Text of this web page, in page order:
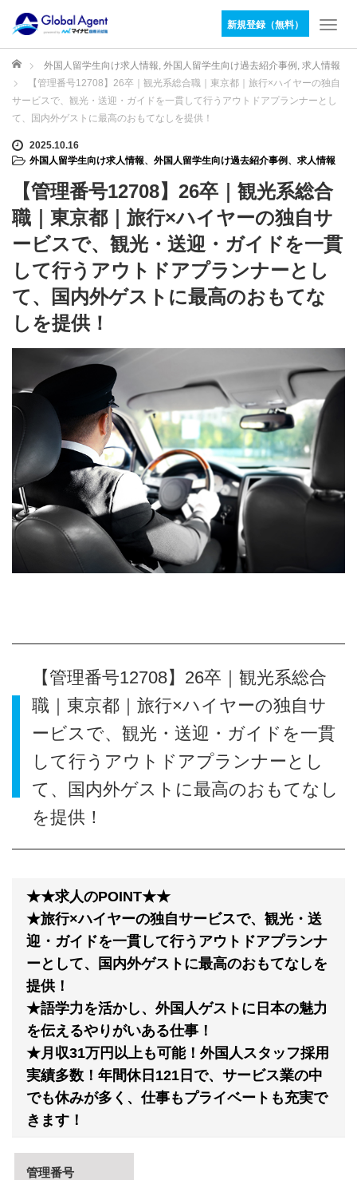
新規登録（無料）
T
g
g
v
g
a
i
ホーム 外国人留学生向け求人情報, 外国人留学生向け過去紹介事例 , 求人情報
【管理番号12708】26卒｜観光系総合職｜東京都｜旅行×ハイヤーの独自
サービスで、観光・送迎・ガイドを一貫して行うアウトドアプランナーとし
て、国内外ゲストに最高のおもてなしを提供！
2025.10.16
外国人留学生向け求人情報、 外国人留学生向け過去紹介事例 、 求人情報
【管理番号12708】26卒｜観光系総合
職｜東京都｜旅行×ハイヤーの独自サ
ービスで、観光・送迎・ガイドを一貫
して行うアウトドアプランナーとし
て、国内外ゲストに最高のおもてな
しを提供！
【管理番号12708】26卒｜観光系総合
職｜東京都｜旅行×ハイヤーの独自サ
ービスで、観光・送迎・ガイドを一貫
して行うアウトドアプランナーとし
て、国内外ゲストに最高のおもてなし
を提供！
★★求人のPOINT★★
★旅行×ハイヤーの独自サービスで、観光・送
迎・ガイドを一貫して行うアウトドアプランナ
ーとして、国内外ゲストに最高のおもてなしを
提供！
★語学力を活かし、外国人ゲストに日本の魅力
を伝えるやりがいある仕事！
★月収31万円以上も可能！外国人スタッフ採用
実績多数！年間休日121日で、サービス業の中
でも休みが多く、仕事もプライベートも充実で
きます！
管理番号